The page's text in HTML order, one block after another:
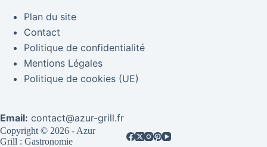
Plan du site
Contact
Politique de confidentialité
Mentions Légales
Politique de cookies (UE)
Email: contact@azur-grill.fr
Copyright © 2026 - Azur
Grill : Gastronomie